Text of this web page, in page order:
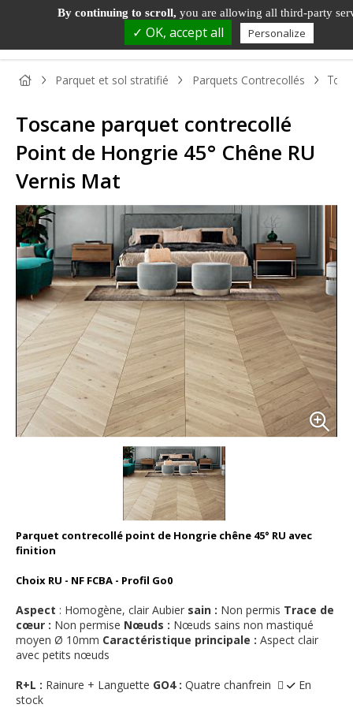
PANNEAU
BOIS
PANNEAU
DÉCORATIF
PARQUET
ET SOL
STRATIFIÉ
BOIS DE
MENUISERIE
ET
Parquet et sol stratifié Parquets Contrecollés
Toscane parquet contrecollé
Point de Hongrie 45° Chêne RU
Vernis Mat
Parquet contrecollé point de Hongrie chêne 45° RU avec
finition
Choix RU - NF FCBA - Profil Go0
Aspect : Homogène, clair Aubier sain : Non permis Trace de
cœur : Non permise Nœuds : Nœuds sains non mastiqué
moyen Ø 10mm Caractéristique principale : Aspect clair
avec petits nœuds
R+L : Rainure + Languette GO4 : Quatre chanfrein 
En
stock
By continuing to scroll, you are allowing all third-party
✓ OK, accept all Personalize